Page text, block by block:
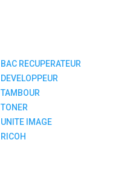
BAC RECUPERATEUR
DEVELOPPEUR
TAMBOUR
TONER
UNITE IMAGE
RICOH